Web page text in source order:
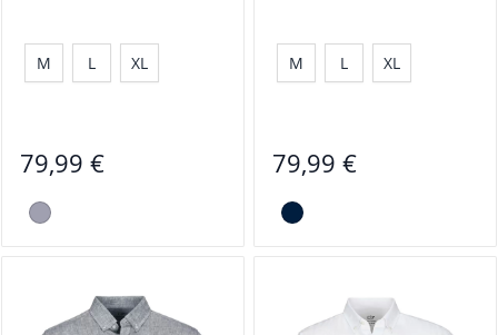
M L XL
79,99 €
M L XL
79,99 €